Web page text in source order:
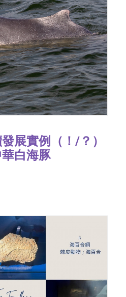
展實例（！/？）
白海豚